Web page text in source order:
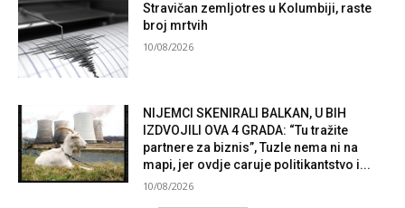
Stravičan zemljotres u Kolumbiji, raste
broj mrtvih
10/08/2026
NIJEMCI SKENIRALI BALKAN, U BIH
IZDVOJILI OVA 4 GRADA: “Tu tražite
partnere za biznis”, Tuzle nema ni na
mapi, jer ovdje caruje politikantstvo i...
10/08/2026